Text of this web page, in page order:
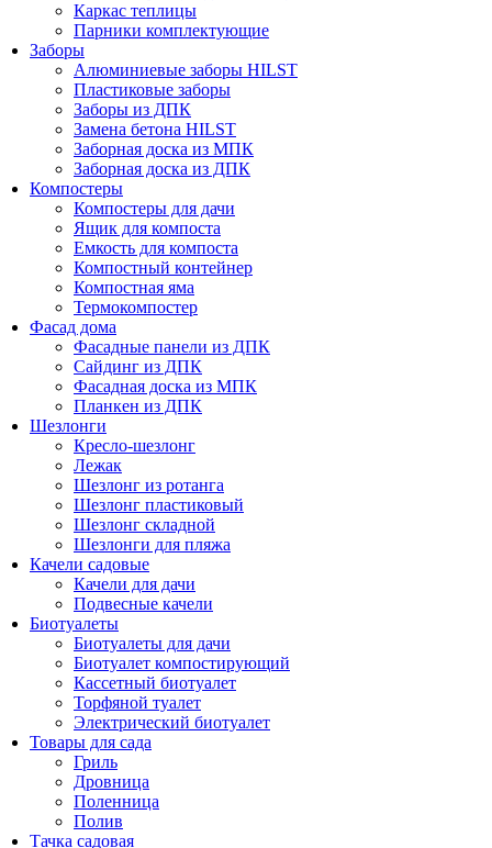
Каркас теплицы
Парники комплектующие
Заборы
Алюминиевые заборы HILST
Пластиковые заборы
Заборы из ДПК
Замена бетона HILST
Заборная доска из МПК
Заборная доска из ДПК
Компостеры
Компостеры для дачи
Ящик для компоста
Емкость для компоста
Компостный контейнер
Компостная яма
Термокомпостер
Фасад дома
Фасадные панели из ДПК
Сайдинг из ДПК
Фасадная доска из МПК
Планкен из ДПК
Шезлонги
Кресло-шезлонг
Лежак
Шезлонг из ротанга
Шезлонг пластиковый
Шезлонг складной
Шезлонги для пляжа
Качели садовые
Качели для дачи
Подвесные качели
Биотуалеты
Биотуалеты для дачи
Биотуалет компостирующий
Кассетный биотуалет
Торфяной туалет
Электрический биотуалет
Товары для сада
Гриль
Дровница
Поленница
Полив
Тачка садовая